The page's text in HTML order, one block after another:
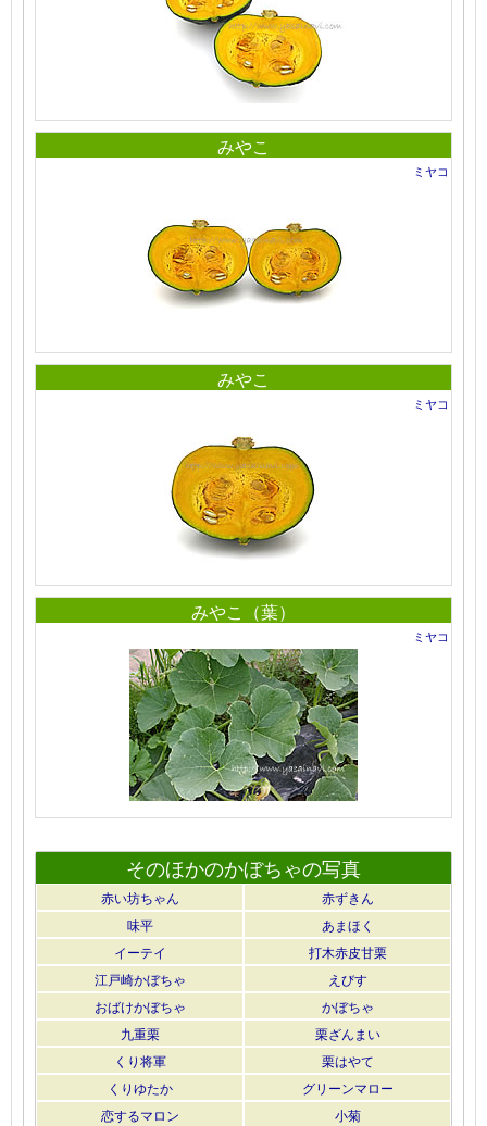
みやこ
ミヤコ
みやこ
ミヤコ
みやこ（葉）
ミヤコ
そのほかのかぼちゃの写真
赤い坊ちゃん
赤ずきん
味平
あまほく
イーテイ
打木赤皮甘栗
江戸崎かぼちゃ
えびす
おばけかぼちゃ
かぼちゃ
九重栗
栗ざんまい
くり将軍
栗はやて
くりゆたか
グリーンマロー
恋するマロン
小菊